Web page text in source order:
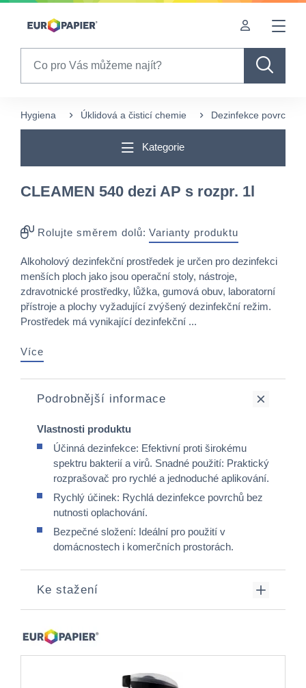
Table Of Content
Hygiena Úklidová a čisticí chemie Dezinfekce povrchů
Kategorie
CLEAMEN 540 dezi AP s rozpr. 1l
Rolujte směrem dolů: Varianty produktu
Alkoholový dezinfekční prostředek je určen pro dezinfekci
menších ploch jako jsou operační stoly, nástroje,
zdravotnické prostředky, lůžka, gumová obuv, laboratorní
přístroje a plochy vyžadující zvýšený dezinfekční režim.
Prostředek má vynikající dezinfekční ...
Více
Podrobnější informace
Vlastnosti produktu
Účinná dezinfekce: Efektivní proti širokému
spektru bakterií a virů. Snadné použití: Praktický
rozprašovač pro rychlé a jednoduché aplikování.
Rychlý účinek: Rychlá dezinfekce povrchů bez
nutnosti oplachování.
Bezpečné složení: Ideální pro použití v
domácnostech i komerčních prostorách.
Ke stažení